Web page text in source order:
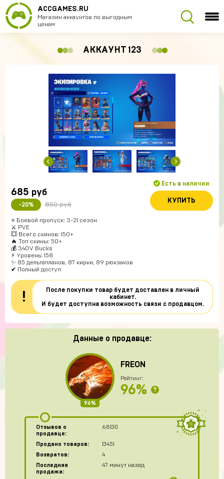
ACCGAMES.RU
Магазин аккаунтов по выгодным
ценам
АККАУНТ 123
685 руб
-20% 850 руб
Есть в наличии
КУПИТЬ
⭐️ Боевой пропуск: 3-21 сезон
⚔️ PVE
💥 Всего скинов: 150+
🔥 Топ скины: 50+
💰 340V Bucks
⚡ Уровень: 158
✨ 85 дельтапланов, 87 кирки, 89 рюкзаков
✔ Полный доступ
!
После покупки товар будет доставлен в личный
кабинет.
И будет доступна возможность связи с продавцом.
Данные о продавце:
96%
FREON
Рейтинг:
96% ?
Отзывов о
продавце:
68130
Продано товаров:
13451
Возвратов:
4
Последняя
продажа:
47 минут назад